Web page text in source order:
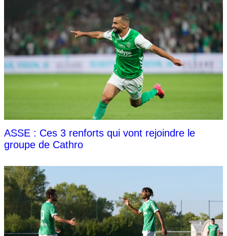
ASSE : Ces 3 renforts qui vont rejoindre le
groupe de Cathro